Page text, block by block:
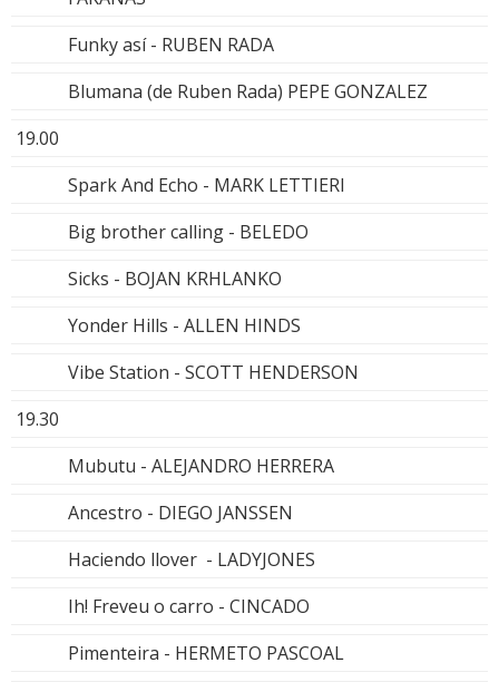
Funky así - RUBEN RADA
Blumana (de Ruben Rada) PEPE GONZALEZ
19.00
Spark And Echo - MARK LETTIERI
Big brother calling - BELEDO
Sicks - BOJAN KRHLANKO
Yonder Hills - ALLEN HINDS
Vibe Station - SCOTT HENDERSON
19.30
Mubutu - ALEJANDRO HERRERA
Ancestro - DIEGO JANSSEN
Haciendo llover - LADYJONES
Ih! Freveu o carro - CINCADO
Pimenteira - HERMETO PASCOAL